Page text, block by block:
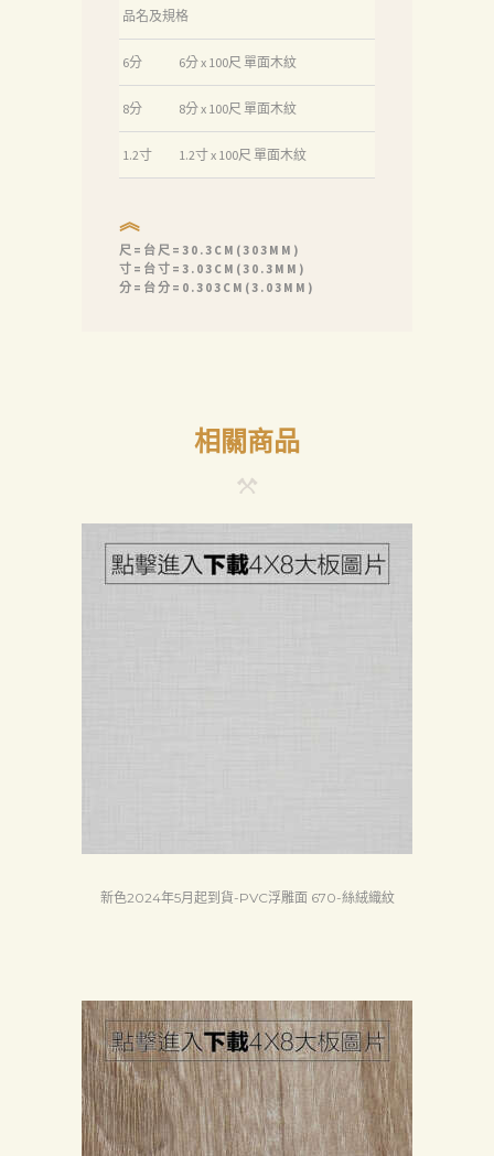
品名及規格
6分 6分 x 100尺 單面木紋
8分 8分 x 100尺 單面木紋
1.2寸 1.2寸 x 100尺 單面木紋
︽
尺=台尺=30.3CM(303MM)
寸=台寸=3.03CM(30.3MM)
分=台分=0.303CM(3.03MM)
相關商品
新色2024年5月起到貨-PVC浮雕面 670-絲絨織紋